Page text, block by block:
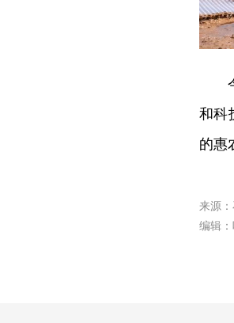
和科
的惠
来源
编辑